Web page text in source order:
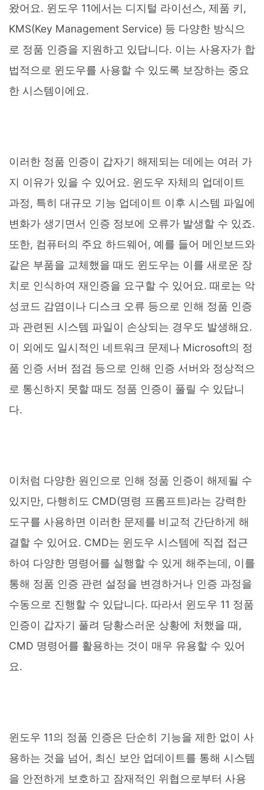
왔어요. 윈도우 11에서는 디지털 라이선스, 제품 키,
KMS(Key Management Service) 등 다양한 방식으
로 정품 인증을 지원하고 있답니다. 이는 사용자가 합
법적으로 윈도우를 사용할 수 있도록 보장하는 중요
한 시스템이에요.
이러한 정품 인증이 갑자기 해제되는 데에는 여러 가
지 이유가 있을 수 있어요. 윈도우 자체의 업데이트
과정, 특히 대규모 기능 업데이트 이후 시스템 파일에
변화가 생기면서 인증 정보에 오류가 발생할 수 있죠.
또한, 컴퓨터의 주요 하드웨어, 예를 들어 메인보드와
같은 부품을 교체했을 때도 윈도우는 이를 새로운 장
치로 인식하여 재인증을 요구할 수 있어요. 때로는 악
성코드 감염이나 디스크 오류 등으로 인해 정품 인증
과 관련된 시스템 파일이 손상되는 경우도 발생해요.
이 외에도 일시적인 네트워크 문제나 Microsoft의 정
품 인증 서버 점검 등으로 인해 인증 서버와 정상적으
로 통신하지 못할 때도 정품 인증이 풀릴 수 있답니
다.
이처럼 다양한 원인으로 인해 정품 인증이 해제될 수
있지만, 다행히도 CMD(명령 프롬프트)라는 강력한
도구를 사용하면 이러한 문제를 비교적 간단하게 해
결할 수 있어요. CMD는 윈도우 시스템에 직접 접근
하여 다양한 명령어를 실행할 수 있게 해주는데, 이를
통해 정품 인증 관련 설정을 변경하거나 인증 과정을
수동으로 진행할 수 있답니다. 따라서 윈도우 11 정품
인증이 갑자기 풀려 당황스러운 상황에 처했을 때,
CMD 명령어를 활용하는 것이 매우 유용할 수 있어
요.
윈도우 11의 정품 인증은 단순히 기능을 제한 없이 사
용하는 것을 넘어, 최신 보안 업데이트를 통해 시스템
을 안전하게 보호하고 잠재적인 위협으로부터 사용